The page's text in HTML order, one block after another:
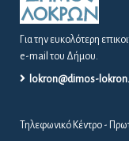
Για την ευκολότερη
e-mail του Δήμου.
lokron@dimos-
Τηλεφωνικό Κέντρο -